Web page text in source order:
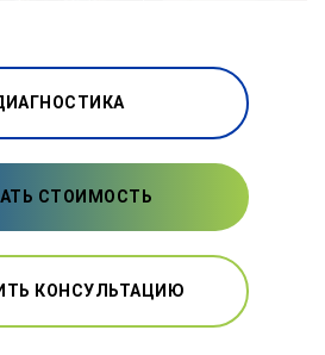
СТОИМОСТЬ
КОНСУЛЬТАЦИЮ